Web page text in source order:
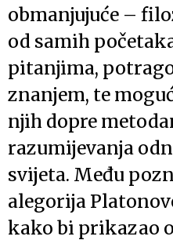
obmanjujuće –
od samih
pitanjima,
znanjem, te
njih dopre
razumijevanja
svijeta. Među
alegorija
kako bi prikazao